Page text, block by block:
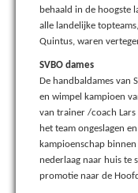
behaald in de hoogste
alle landelijke
Quintus, waren
SVBO dames
De handbaldames van
en wimpel kampioen
van trainer /coach Lars
het team ongeslagen
kampioenschap
nederlaag naar huis te
promotie naar de